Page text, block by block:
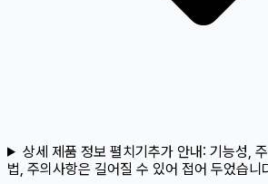
상세 제품 정보 펼치기추가 안내: 기능성,
법, 주의사항은 길어질 수 있어 접어 두었습니